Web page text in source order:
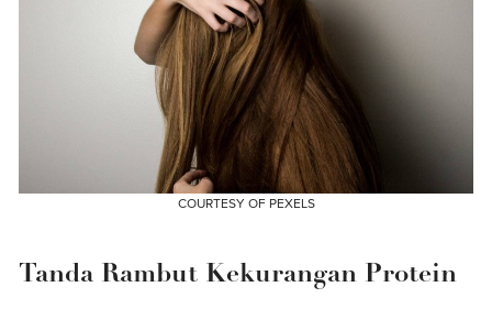
COURTESY OF PEXELS
Tanda Rambut Kekurangan Protein